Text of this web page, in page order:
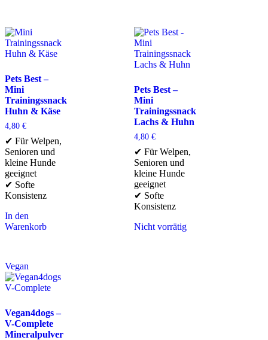
Pets Best –
Mini
Trainingssnack
Huhn & Käse
4,80 €
✔ Für Welpen,
Senioren und
kleine Hunde
geeignet
✔ Softe
Konsistenz
In den
Warenkorb
Pets Best –
Mini
Trainingssnack
Lachs & Huhn
4,80 €
✔ Für Welpen,
Senioren und
kleine Hunde
geeignet
✔ Softe
Konsistenz
Nicht vorrätig
Vegan
Vegan4dogs –
V-Complete
Mineralpulver